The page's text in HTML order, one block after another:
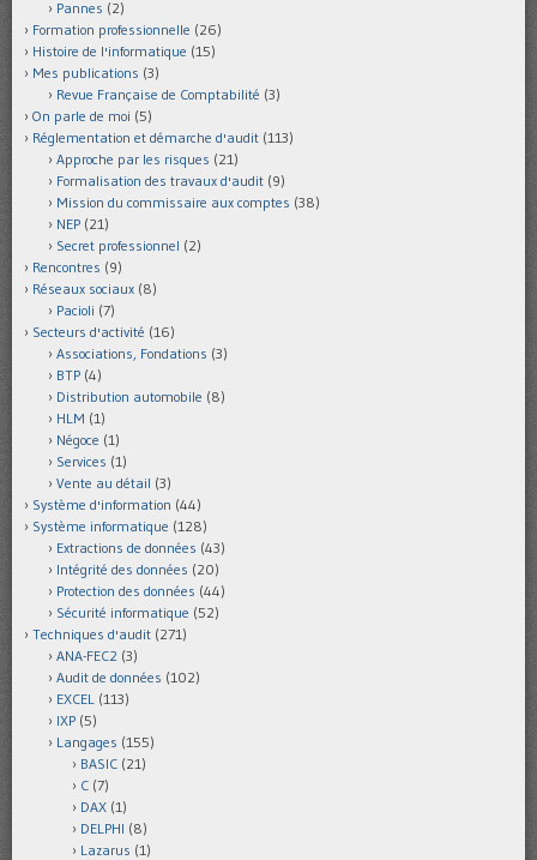
Pannes (2)
Formation professionnelle (26)
Histoire de l'informatique (15)
Mes publications (3)
Revue Française de Comptabilité (3)
On parle de moi (5)
Réglementation et démarche d'audit (113)
Approche par les risques (21)
Formalisation des travaux d'audit (9)
Mission du commissaire aux comptes (38)
NEP (21)
Secret professionnel (2)
Rencontres (9)
Réseaux sociaux (8)
Pacioli (7)
Secteurs d'activité (16)
Associations, Fondations (3)
BTP (4)
Distribution automobile (8)
HLM (1)
Négoce (1)
Services (1)
Vente au détail (3)
Système d'information (44)
Système informatique (128)
Extractions de données (43)
Intégrité des données (20)
Protection des données (44)
Sécurité informatique (52)
Techniques d'audit (271)
ANA-FEC2 (3)
Audit de données (102)
EXCEL (113)
IXP (5)
Langages (155)
BASIC (21)
C (7)
DAX (1)
DELPHI (8)
Lazarus (1)